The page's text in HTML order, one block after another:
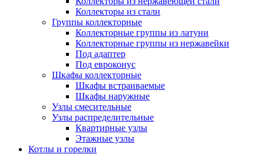
Коллекторы из стали
Группы коллекторные
Коллекторные группы из латуни
Коллекторные группы из нержавейки
Под адаптер
Под евроконус
Шкафы коллекторные
Шкафы встраиваемые
Шкафы наружные
Узлы смесительные
Узлы распределительные
Квартирные узлы
Этажные узлы
Котлы и горелки